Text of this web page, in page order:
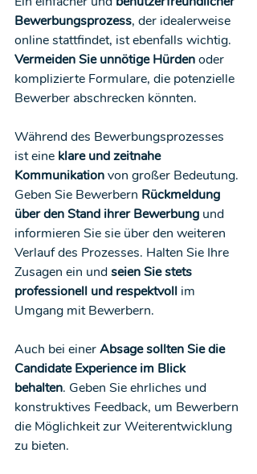
Bewerbungsprozess, der idealerweise
online stattfindet, ist ebenfalls wichtig.
Vermeiden Sie unnötige Hürden oder
komplizierte Formulare, die potenzielle
Bewerber abschrecken könnten.
Während des Bewerbungsprozesses
ist eine klare und zeitnahe
Kommunikation von großer Bedeutung.
Geben Sie Bewerbern Rückmeldung
über den Stand ihrer Bewerbung und
informieren Sie sie über den weiteren
Verlauf des Prozesses. Halten Sie Ihre
Zusagen ein und seien Sie stets
professionell und respektvoll im
Umgang mit Bewerbern.
Auch bei einer Absage sollten Sie die
Candidate Experience im Blick
behalten. Geben Sie ehrliches und
konstruktives Feedback, um Bewerbern
die Möglichkeit zur Weiterentwicklung
zu bieten.